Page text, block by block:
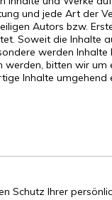
und jede Art der
Autors bzw.
Soweit die Inhalte
werden
bitten wir
Inhalte umgehend
Schutz Ihrer